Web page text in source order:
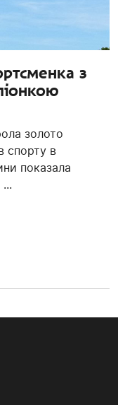
з
золото
спорту в
показала